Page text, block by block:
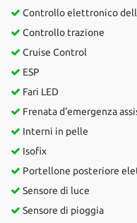
Controllo elettronico
Controllo trazione
Cruise Control
ESP
Fari LED
Frenata d'emergenza
Interni in pelle
Isofix
Portellone posteriore
Sensore di luce
Sensore di pioggia